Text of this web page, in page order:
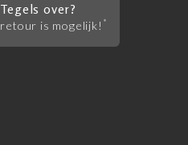
Tegels over?
retour is mogelijk! *